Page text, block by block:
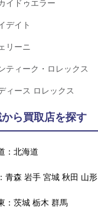
イドゥエラー
デイト
リーニ
ティーク・ロレックス
ィース ロレックス
ら買取店を探す
： 北海道
青森 岩手 宮城 秋田 山形
： 茨城 栃木 群馬